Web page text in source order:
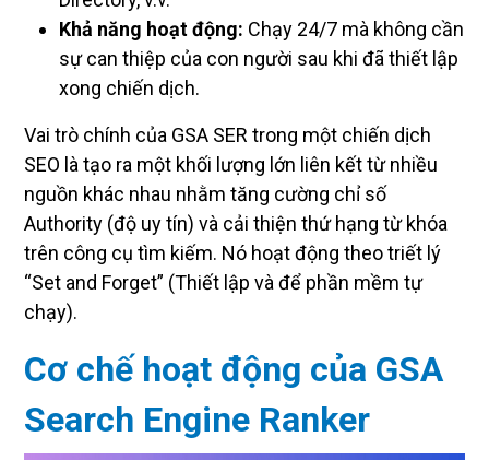
Khả năng hoạt động: Chạy 24/7 mà không cần
sự can thiệp của con người sau khi đã thiết lập
xong chiến dịch.
Vai trò chính của GSA SER trong một chiến dịch
SEO là tạo ra một khối lượng lớn liên kết từ nhiều
nguồn khác nhau nhằm tăng cường chỉ số
Authority (độ uy tín) và cải thiện thứ hạng từ khóa
trên công cụ tìm kiếm. Nó hoạt động theo triết lý
“Set and Forget” (Thiết lập và để phần mềm tự
chạy).
Cơ chế hoạt động của GSA
Search Engine Ranker